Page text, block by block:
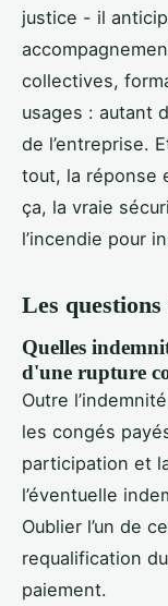
justice - il
collectives,
usages : autant
de l’entreprise.
tout, la réponse
ça, la vraie
l’incendie pour
Les questions
Quelles
d'une rupture
Outre
les congés
participation et
l’éventuelle
Oublier l’un de
requalification
paiement.